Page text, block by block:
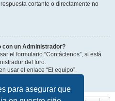
para asegurar que
cortante o directamente no
con un Administrador?
el formulario “Contáctenos”, si está
del foro.
usar el enlace “El equipo”.